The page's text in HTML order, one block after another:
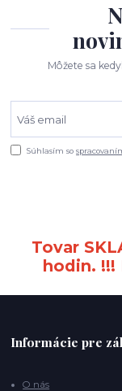
Môžete sa
Súhlasím so
Tovar
hodin. !!!
Informácie pre
O nás